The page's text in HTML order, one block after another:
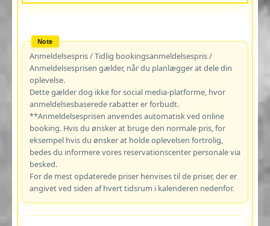
Anmeldelsespris / Tidlig bookingsanmeldelsespris /
Anmeldelsesprisen gælder, når du planlægger at dele din
oplevelse.
Dette gælder dog ikke for social media-platforme, hvor
anmeldelsesbaserede rabatter er forbudt.
**Anmeldelsesprisen anvendes automatisk ved online
booking. Hvis du ønsker at bruge den normale pris, for
eksempel hvis du ønsker at holde oplevelsen fortrolig,
bedes du informere vores reservationscenter personale via
besked.
For de mest opdaterede priser henvises til de priser, der er
angivet ved siden af hvert tidsrum i kalenderen nedenfor.